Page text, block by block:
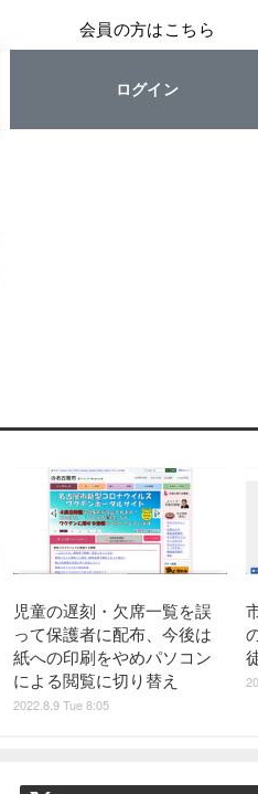
会員の方はこちら
ログイン
児童の遅刻・欠席一覧を誤
って保護者に配布、今後は
紙への印刷をやめパソコン
による閲覧に切り替え
2022.8.9 Tue 8:05